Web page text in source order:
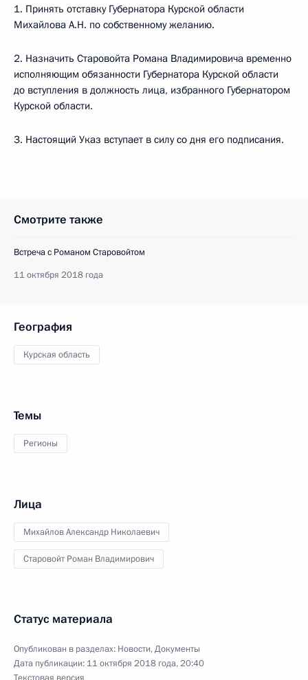
1. Принять отставку Губернатора Курской области
Михайлова А.Н. по собственному желанию.
2. Назначить Старовойта Романа Владимировича временно
исполняющим обязанности Губернатора Курской области
до вступления в должность лица, избранного Губернатором
Курской области.
3. Настоящий Указ вступает в силу со дня его подписания.
Смотрите также
Встреча с Романом Старовойтом
11 октября 2018 года
География
Курская область
Темы
Регионы
Лица
Михайлов Александр Николаевич
Старовойт Роман Владимирович
Статус материала
Опубликован в разделах: Новости,Документы
Дата публикации: 11 октября 2018 года, 20:40